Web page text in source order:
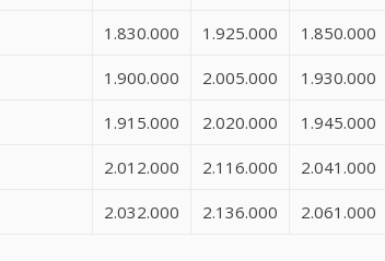
1.830.000 1.925.000 1.850.000
1.900.000 2.005.000 1.930.000
1.915.000 2.020.000 1.945.000
2.012.000 2.116.000 2.041.000
2.032.000 2.136.000 2.061.000